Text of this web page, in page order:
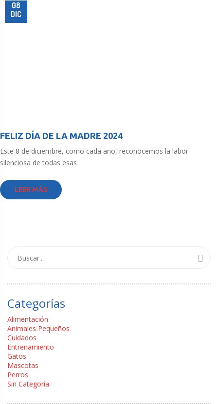
08
DIC
FELIZ DÍA DE LA MADRE 2024
Este 8 de diciembre, como cada año, reconocemos la labor
silenciosa de todas esas
LEER MÁS
Categorías
Alimentación
Animales Pequeños
Cuidados
Entrenamiento
Gatos
Mascotas
Perros
Sin Categoría